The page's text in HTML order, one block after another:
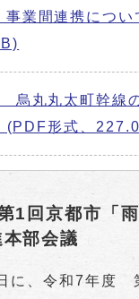
業間連携につい
烏丸丸太町幹線
(PDF形式、
回京都市「雨
部会議
に、令和7年度